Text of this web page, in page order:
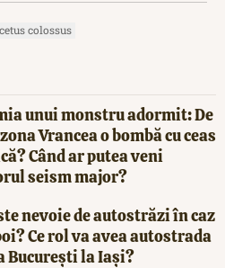
colossus
unui monstru adormit: De
Vrancea o bombă cu ceas
Când ar putea veni
seism major?
nevoie de autostrăzi în caz
Ce rol va avea autostrada
București la Iași?